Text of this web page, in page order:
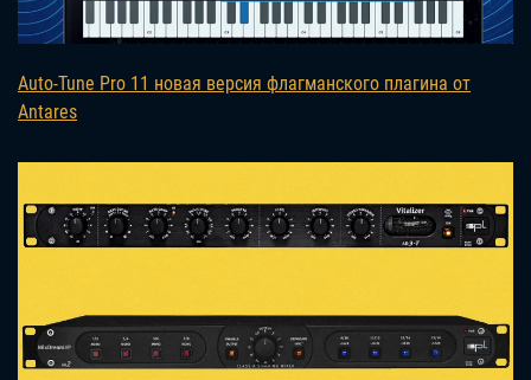
Auto-Tune Pro 11 новая версия флагманского плагина от
Antares